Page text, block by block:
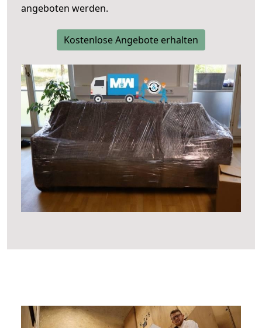
angeboten werden.
Kostenlose Angebote erhalten